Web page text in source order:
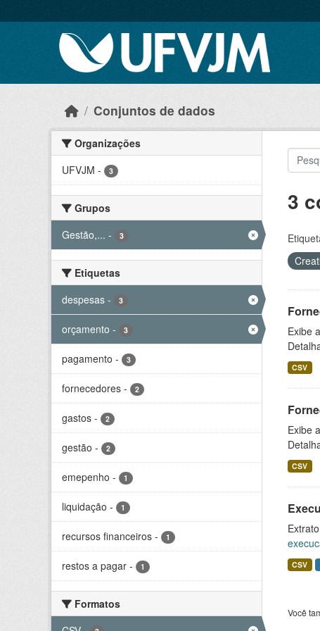
Conjuntos de dados
Organizações
UFVJM - 3
Grupos
Gestão,... - 3
Etiquetas
despesas - 3
orçamento - 3
pagamento - 3
fornecedores - 2
gastos - 2
gestão - 2
emepenho - 1
liquidação - 1
recursos financeiros - 1
restos a pagar - 1
Formatos
3
Exibe
CSV
Exibe
CSV
CSV
Você